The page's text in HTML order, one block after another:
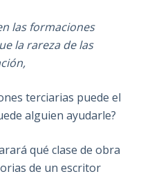
las formaciones
la rareza de las
terciarias puede el
alguien ayudarle?
qué clase de obra
de un escritor